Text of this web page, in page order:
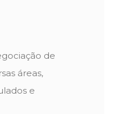
de
áreas,
e